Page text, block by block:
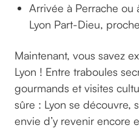
Arrivée à Perrache ou
Lyon Part-Dieu,
Maintenant, vous savez
Lyon ! Entre traboules
gourmands et visites
sûre : Lyon se découvre,
envie d’y revenir encore